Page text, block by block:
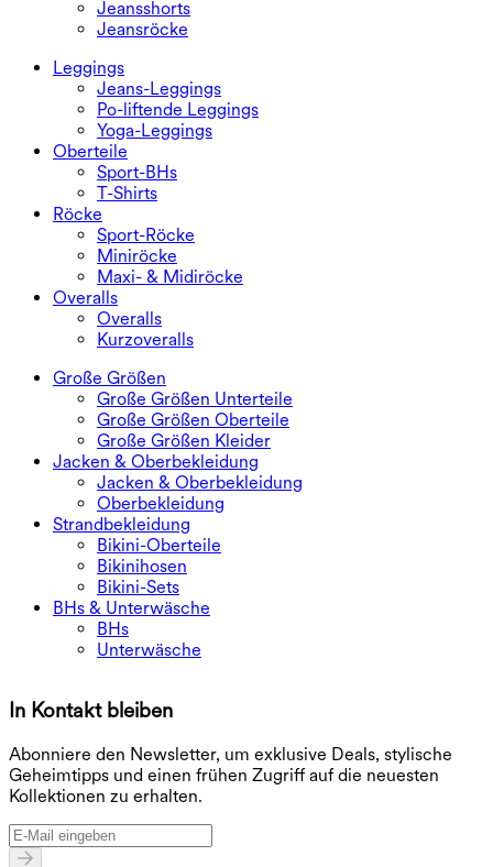
Jeansshorts
Jeansröcke
Leggings
Jeans-Leggings
Po-liftende Leggings
Yoga-Leggings
Oberteile
Sport-BHs
T-Shirts
Röcke
Sport-Röcke
Miniröcke
Maxi- & Midiröcke
Overalls
Overalls
Kurzoveralls
Große Größen
Große Größen Unterteile
Große Größen Oberteile
Große Größen Kleider
Jacken & Oberbekleidung
Jacken & Oberbekleidung
Oberbekleidung
Strandbekleidung
Bikini-Oberteile
Bikinihosen
Bikini-Sets
BHs & Unterwäsche
BHs
Unterwäsche
In Kontakt bleiben
Abonniere den Newsletter, um exklusive Deals, stylische
Geheimtipps und einen frühen Zugriff auf die neuesten
Kollektionen zu erhalten.